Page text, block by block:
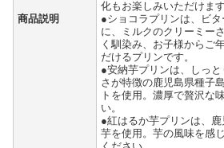
商品説明
化もお楽しみいただけます
●ショコラプリンは、ビ
に、ミルクのクリーミー
く馴染み、お子様からご
だけるプリンです。
●安納芋プリンは、しっ
さが特徴の鹿児島県種子
トを使用。濃厚で贅沢な
い。
●紅はるか芋プリンは、
芋を使用。芋の風味を感